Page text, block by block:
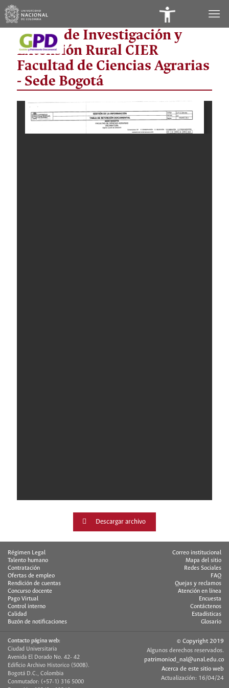
de
Centro de Investigación y
Extensión Rural CIER
Facultad de Ciencias Agrarias
- Sede Bogotá
Descargar archivo
Régimen Legal
Talento humano
Contratación
Ofertas de empleo
Rendición de cuentas
Concurso docente
Pago Virtual
Control interno
Calidad
Buzón de notificaciones
Correo institucional
Mapa del sitio
Redes Sociales
FAQ
Quejas y reclamos
Atención en línea
Encuesta
Contáctenos
Estadísticas
Glosario
Contacto página web:
Ciudad Universitaria
Avenida El Dorado No. 42- 42
Edificio Archivo Historico (500B).
Bogotá D.C., Colombia
Conmutador: (+57-1) 316 5000
© Copyright 2019
Algunos derechos reservados.
patrimoniod_nal@unal.edu.co
Acerca de este sitio web
Actualización: 16/04/24